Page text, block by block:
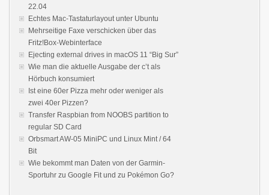
22.04
Echtes Mac-Tastaturlayout unter Ubuntu
Mehrseitige Faxe verschicken über das
Fritz!Box-Webinterface
Ejecting external drives in macOS 11 “Big Sur”
Wie man die aktuelle Ausgabe der c’t als
Hörbuch konsumiert
Ist eine 60er Pizza mehr oder weniger als
zwei 40er Pizzen?
Transfer Raspbian from NOOBS partition to
regular SD Card
Orbsmart AW-05 MiniPC und Linux Mint / 64
Bit
Wie bekommt man Daten von der Garmin-
Sportuhr zu Google Fit und zu Pokémon Go?